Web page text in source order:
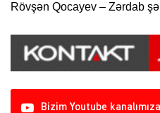
Rövşən Qocayev – Zərdab
Bizim Youtube